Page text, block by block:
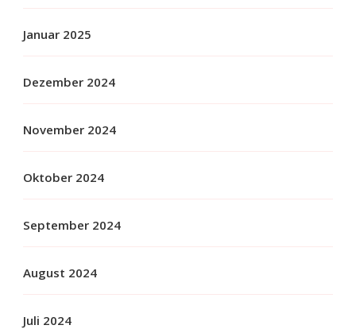
Januar 2025
Dezember 2024
November 2024
Oktober 2024
September 2024
August 2024
Juli 2024